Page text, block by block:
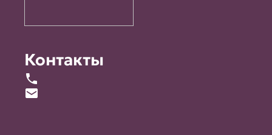
Контакты